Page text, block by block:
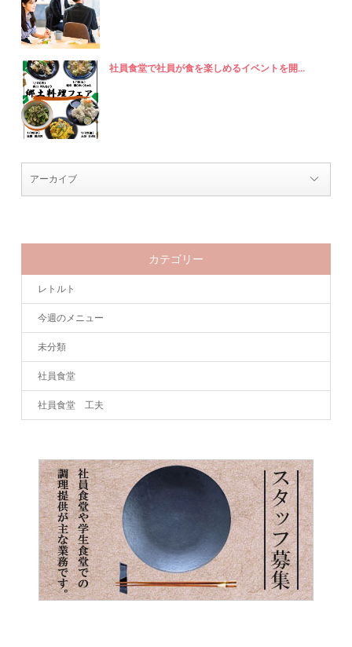
社員食堂で社員が食を楽しめるイベントを開...
カテゴリー
レトルト
今週のメニュー
未分類
社員食堂
社員食堂 工夫